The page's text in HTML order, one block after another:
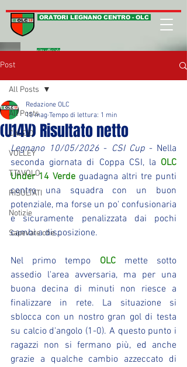
ORATORI LEGNANO CENTRO - OLC
sito ufficiale
Post
All Posts
CALCIO
VOLLEY
T.TAVOLO
RISULTATI
Notizie
Sapevate che ...
All Posts
(U14V) Risultato netto
Redazione OLC
10 mag Tempo di lettura: 1 min
Legnano 10/05/2026 - CSI Cup - Nella
seconda giornata di Coppa CSI, la OLC
Under 14 Verde guadagna altri tre punti
contro una squadra con un buon
potenziale, ma forse un po' confusionaria
e sicuramente penalizzata dai pochi
cambi a disposizione.
Nel primo tempo OLC mette sotto
assedio l'area avversaria, ma per una
buona decina di minuti non riesce a
finalizzare in rete. La situazione si
sblocca con un nostro gran gol di testa
su calcio d'angolo (1-0). A questo punto i
ragazzi non si fermano più, ed anche
grazie a qualche cambio azzeccato di